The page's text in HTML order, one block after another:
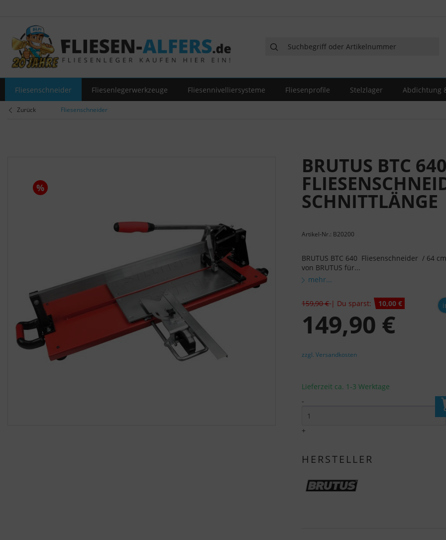
Fliesenschneider Fliesenlegerwerkzeuge Fliesennivelliersysteme Fliesenprofile Stelzlager Abdichtung
Zurück Fliesenschneider
%
BRUTUS BTC
SCHNITTLÄNGE
Artikel-Nr.: B20200
BRUTUS BTC 640 Fliesenschneider / 64
von BRUTUS für...
mehr...
159,90 € | Du sparst: 10,00 €
149,90 €
zzgl. Versandkosten
Lieferzeit ca. 1-3 Werktage
-
+
HERSTELLER